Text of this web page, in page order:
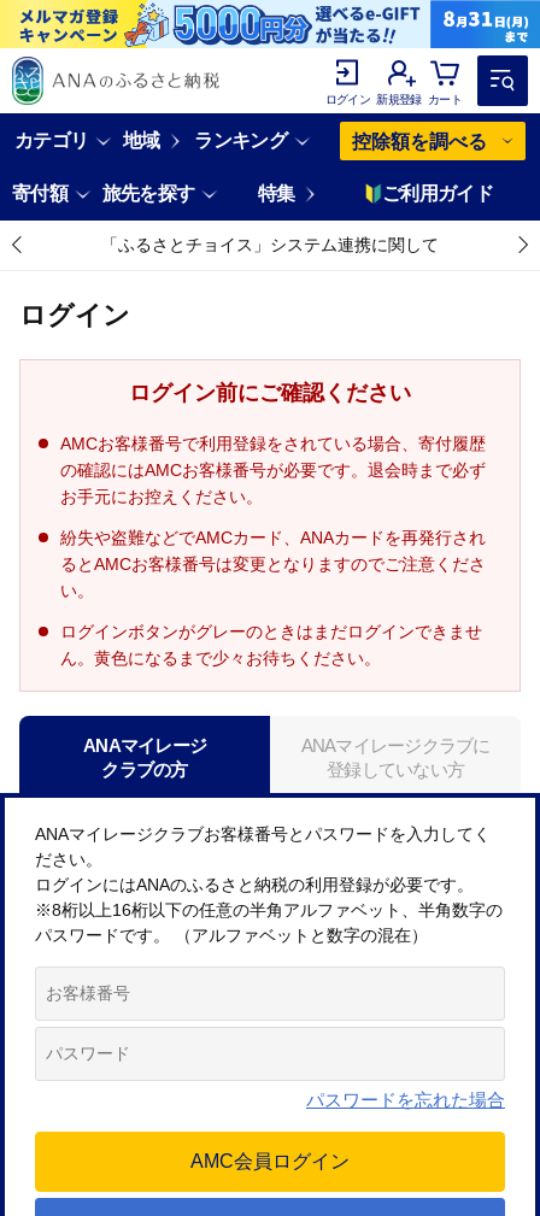
ログイン 新規登録 カート
カテゴリ 地域 ランキング 控除額を調べる
寄付額 旅先を探す 特集 ご利用ガイド
「ふるさとチョイス」システム連携に関して
ログイン
ログイン前にご確認ください
AMCお客様番号で利用登録をされている場合、寄付履歴
の確認にはAMCお客様番号が必要です。退会時まで必ず
お手元にお控えください。
紛失や盗難などでAMCカード、ANAカードを再発行され
るとAMCお客様番号は変更となりますのでご注意くださ
い。
ログインボタンがグレーのときはまだログインできませ
ん。黄色になるまで少々お待ちください。
ANAマイレージ
クラブの方
ANAマイレージクラブに
登録していない方
ANAマイレージクラブお客様番号とパスワードを入力してく
ださい。
ログインにはANAのふるさと納税の利用登録が必要です。
※8桁以上16桁以下の任意の半角アルファベット、半角数字の
パスワードです。 （アルファベットと数字の混在）
パスワードを忘れた場合